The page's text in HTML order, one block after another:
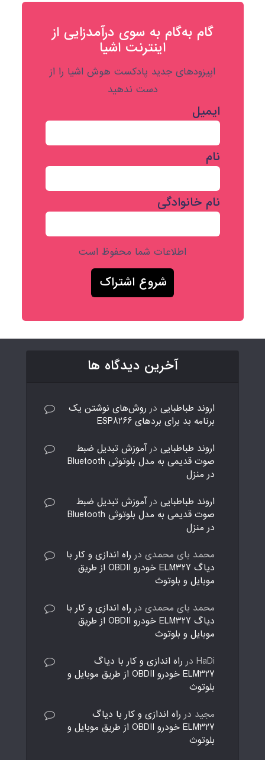
گام به‌گام به‌ سوی درآمدزایی از
اینترنت اشیا
اپیزودهای جدید پادکست هوش اشیا را از
دست ندهید
ایمیل
نام
نام خانوادگی
اطلاعات شما محفوظ است
آخرین دیدگاه ها
اروند طباطبایی در روش‌های نوشتن یک
برنامه بد برای بردهای ESP8266
اروند طباطبایی در آموزش تبدیل ضبط
صوت قدیمی به مدل بلوتوثی Bluetooth
در منزل
اروند طباطبایی در آموزش تبدیل ضبط
صوت قدیمی به مدل بلوتوثی Bluetooth
در منزل
محمد بای محمدی در راه اندازی و کار با
دیاگ ELM327 خودرو OBDII از طریق
موبایل و بلوتوث
محمد بای محمدی در راه اندازی و کار با
دیاگ ELM327 خودرو OBDII از طریق
موبایل و بلوتوث
HaDi در راه اندازی و کار با دیاگ
ELM327 خودرو OBDII از طریق موبایل و
بلوتوث
مجید در راه اندازی و کار با دیاگ
ELM327 خودرو OBDII از طریق موبایل و
بلوتوث